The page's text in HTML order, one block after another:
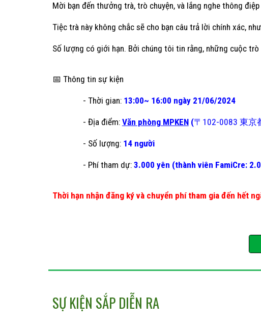
Mời bạn đến thưởng trà, trò chuyện, và lắng nghe thông
Tiệc trà này không chắc sẽ cho bạn câu trả lời chính xác,
Số lượng có giới hạn. Bởi chúng tôi tin rằng, những cuộc
📅 Thông tin sự kiện
- Thời gian: 13:00~ 16:00 ngày 21/06/2024
- Địa điểm: Văn phòng MPKEN(〒102-0083 東京
- Số lượng: 14 người
- Phí tham dự: 3.000 yên (thành viên FamiCre:
Thời hạn nhận đăng ký và chuyển phí tham gia đến hết
SỰ KIỆN SẮP DIỄN RA